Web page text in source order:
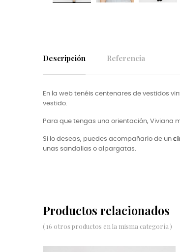
Descripción Referencia
En la web tenéis centenares de vestidos
vestido.
Para que tengas una orientación, Viviana
Si lo deseas, puedes acompañarlo de un
unas sandalias o alpargatas.
Productos relacionados
( 16 otros productos en la misma categoría )